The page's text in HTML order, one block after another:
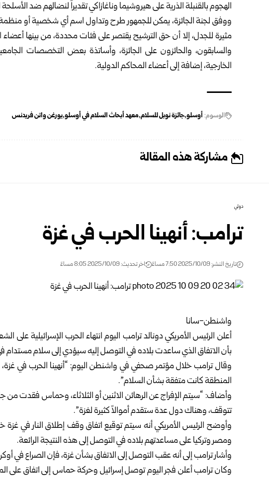
الهجوم بالقنبلة الذرية على هيروشيما وناغازاكي تقديراً لنضالهم ضد الأسلحة
ووفق لجنة الجائزة، يمكن للجمهور طرح وتداول اسم أي شخصية أو
مثيرة للجدل، إلا أن حق الترشيح يقتصر على فئات محددة، من بينها أعضاء
والسابقون، والحائزون على الجائزة، وأساتذة بعض التخصصات
الخارجية، إضافة إلى أعضاء المحاكم الدولية.
الوسوم: أوسلو جائزة نوبل للسلام معهد أبحاث السلام في أوسلو يورغن واتن فريدنس
مشاركة هذه المقالة
دولي
ترامب: أنهينا الحرب في غزة
تاريخ النشر: 2025/10/09 7:50 مساءً اخر تحديث: 2025/10/09 8:05 مساءً
واشنطن-سانا
أعلن الرئيس الأمريكي دونالد ترامب اليوم انتهاء الحرب الإسرائيلية
بأن الاتفاق الذي ساعدت بلاده في التوصل إليه سيؤدي إلى سلام
وقال ترامب خلال مؤتمر صحفي في واشنطن اليوم: “أنهينا الحرب في
المنطقة كانت متفقة بشأن السلام”.
تتوقف، وهناك دول عدة ستقدم أموالاً كثيرة لغزة”.
وأوضح الرئيس الأمريكي أنه سيتم توقيع اتفاق وقف إطلاق النار في غزة
ومصر وتركيا على مساعدتهم بلاده في التوصل إلى هذه النتيجة الرائعة.
وأشار ترامب إلى أنه عقب التوصل إلى الاتفاق بشأن غزة، فإن الصراع في
وكان ترامب أعلن فجر اليوم توصل إسرائيل وحركة حماس إلى اتفاق على